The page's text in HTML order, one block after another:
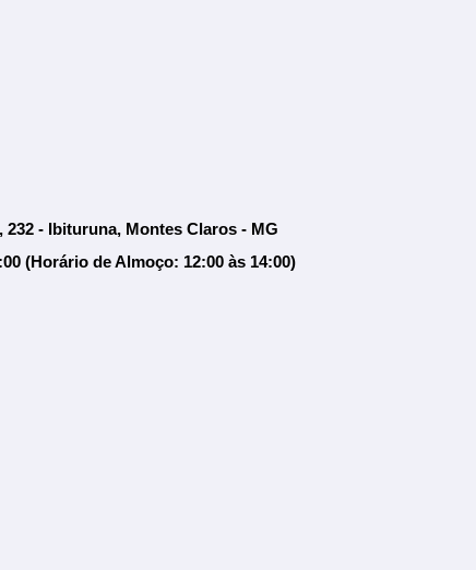
- Ibituruna, Montes Claros - MG
(Horário de Almoço: 12:00 às 14:00)